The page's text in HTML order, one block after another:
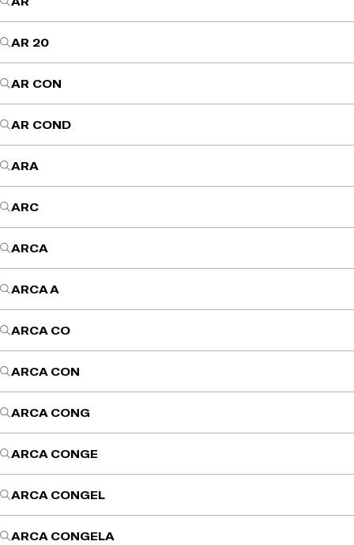
AR 20
AR CON
AR COND
ARA
ARC
ARCA
ARCA A
ARCA CO
ARCA CON
ARCA CONG
ARCA CONGE
ARCA CONGEL
ARCA CONGELA